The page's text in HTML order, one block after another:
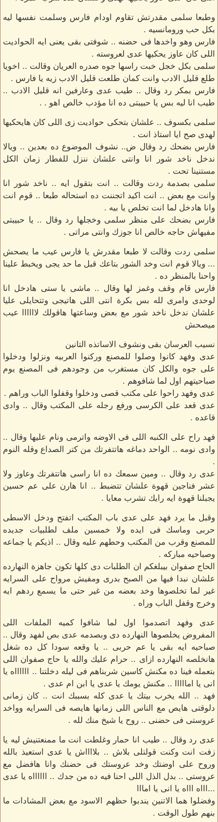
وطبعا سلمى مقدرتش تقاوم اودام فارس وسلمت نفسها ليه
بكل حب ورومانسيه .
فارس وهو واخدها فى حضنه .. شوفتى بقى يعنى ايه الحواديت
اللى كان عاوز يحكيها عدى لعروسته .
سلمى بكل خجل خبت راسها جوه صدره العريان وقالت .. اخويا
طلع قليل الادب وانت كمان طلعت قليل الادب زيه يا فارس .
فارس بمكر رد وقال .. طيب عدى وعارفين انه قليل الادب ..
طيب انا ليه بس يا حبيبتى ده انا مؤدب خالص اهو . .
سلمى بكسوف .. علشان بتحكى حواديت زى اللى كان هايحكيها
لهدى صح ايا استاذ انت .
فارس بضحك رد وقال ض.. نشوف الموضوع ده بعدين .. ويالا
ندخل ناخد شور انا وانتى علشان ننزل للفطار زمان الكل
مستنينا تحت .
سلمى بصدمة ردت وقالت .. انت بتقول ايه .. ناخد شور انا
وانت مع بعض .. انت اكيد اتجننت ده استحاله طبعا .. قوم انت
وانا هادخل لما انت تخلص يا بيه .
فارس بضحك على منظر سلمى وخجلها رد وقال .. يا حبيبتى
مفيهاش حاجه خالص انا جوزك وانتى مراتى .
سلمى ردت وقالت لا طبعا مقدرش يا فارس عيب ما يصحش
... ويالا قوم انت وخد الشور بتاعك قبل ما حد يجى ويخبط علينا
واحنا بالمنظر ده .
فارس قام وقف وغمز لها وقال .. ماشى يا ستى هادخل انا
لوحدى وامرى لله بس بكرة انتى اللى هاتيجى وتتحايلى عليا
علشان ندخل ناخد شور مع بعض وساعتها هاقولك لاااااا عيب
ميصحش
نسيب العرسان بقى ونشوف الاساتذه التانين
عدى وفهد كانوا وصلوا للمصنع وركنوا العربيه ونزلوا ودخلوا
على جوه والكل كان مستغرب من وجودهم فى المصنع يوم
صباحيتهم اول لما شافوهم .
عدى وفهد راحوا على مكتب قصى ودخلوا وقفلوا الباب وراهم .
عدى قعد على الكرسى ورفع رجله على المكتب وقال .. وادى
قاعده .
فهد راح على الكنبه اللى فى الاوضه واترمى ونام عليها وقال ..
وادى نومه .. الواحد دماغه هاتتفرتك من كتر الصداع وقله النوم
.
عدى رد وقال .. ومين سمعك ده انا راسى هاتتفرتك وعاوز ولا
عشر فناجين قهوة علشان تتضبط .. انا هارن على عم حسين
يجبلنا قهوة ايه رايك تشرب معايا .
وقبل ما يرد فهد على عدى باب المكتب اتفتح ودخل الاسطى
حربى وماسك فى ايده ولا خمسين ملف لطلبيات جديده
للمصنع وقرب من المكتب وحطهم عليه وقال .. اذيكم يا جماعه
وصباحيه مباركه .
الحاج صفوان بيبلغكم ان الطلبات دى كلها تكون جاهزة النهارده
علشان نبدا فيها من الصبح بدرى ومفيش مرواح على السرايه
غير لما تخلصوها وخد بعضه من غير حتى ما يسمع ردهم ايه
وخرج وقفل الباب وراه .
عدى وفهد اتصدموا اول لما شافوا كميه الملفات اللى
المفروض يخلصوها النهارده دى وبصدمه عدى بص لفهد وقال ..
صباحيه ايه بقى يا عم حربى .. يا وقعه سودا كل ده شغل
هانخلصه النهارده ازاى .. حرام عليك والله يا حاج صفوان اللى
بتعمله فينا ده مكنش كاسين شربناهم فى ليله دخلتنا .. ااااااه يا
انى يا امااااا .. مكنش يومك يا عدى يا ابن ام عدى .
فهد .. الله يخرب بيتك يا عدى كله بسببك انت .. كان زمانى
دلوقتى هايص مع الناس اللى زمانها هايصه فى السرايه وواخد
عروستى فى حضنى .. روح يا شيخ منك لله .
عدى رد وقال .. طيب انا حمار وغلطت انت ما ممنعتنيش ليه يا
زفت انت وكنت قولتلى بلاش .. بلااااش يا عدى استعيذ بالله
وروح على اوضتك وخد عروستك فى حضنك وانا هافضل مع
عروستى .. بدل الذل اللى احنا فيه ده من جدك .. ااااااه يا عدى
...اااه اااه يا انى يا امااا
وفضلوا هما الاتنين يندبوا حظهم الاسود مع بعض المشادات ما
بنهم طول الوقت .